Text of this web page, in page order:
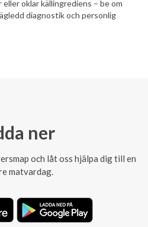
oklar källingrediens – be om
diagnostik och personlig
ner
och låt oss hjälpa dig till en
matvardag.